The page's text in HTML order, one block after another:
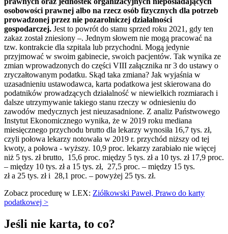
osobowości prawnej albo na rzecz osób fizycznych dla potrzeb
prowadzonej przez nie pozarolniczej działalności
gospodarczej. Jest to powrót do stanu sprzed roku 2021, gdy ten
zakaz został zniesiony –. Jednym słowem nie mogą pracować na
tzw. kontrakcie dla szpitala lub przychodni. Mogą jedynie
przyjmować w swoim gabinecie, swoich pacjentów. Tak wynika ze
zmian wprowadzonych do części VIII załącznika nr 3 do ustawy o
zryczałtowanym podatku. Skąd taka zmiana? Jak wyjaśnia w
uzasadnieniu ustawodawca, karta podatkowa jest skierowana do
podatników prowadzących działalność w niewielkich rozmiarach i
dalsze utrzymywanie takiego stanu rzeczy w odniesieniu do
zawodów medycznych jest nieuzasadnione. Z analiz Państwowego
Instytut Ekonomicznego wynika, że w 2019 roku mediana
miesięcznego przychodu brutto dla lekarzy wynosiła 16,7 tys. zł,
czyli połowa lekarzy notowała w 2019 r. przychód niższy od tej
kwoty, a połowa - wyższy. 10,9 proc. lekarzy zarabiało nie więcej
niż 5 tys. zł brutto, 15,6 proc. między 5 tys. zł a 10 tys. zł 17,9 proc.
– między 10 tys. zł a 15 tys. zł, 27,5 proc. – między 15 tys.
zł a 25 tys. zł i 28,1 proc. – powyżej 25 tys. zł.
Zobacz procedurę w LEX: Ziółkowski Paweł, Prawo do karty
podatkowej >
Jeśli nie karta, to co?